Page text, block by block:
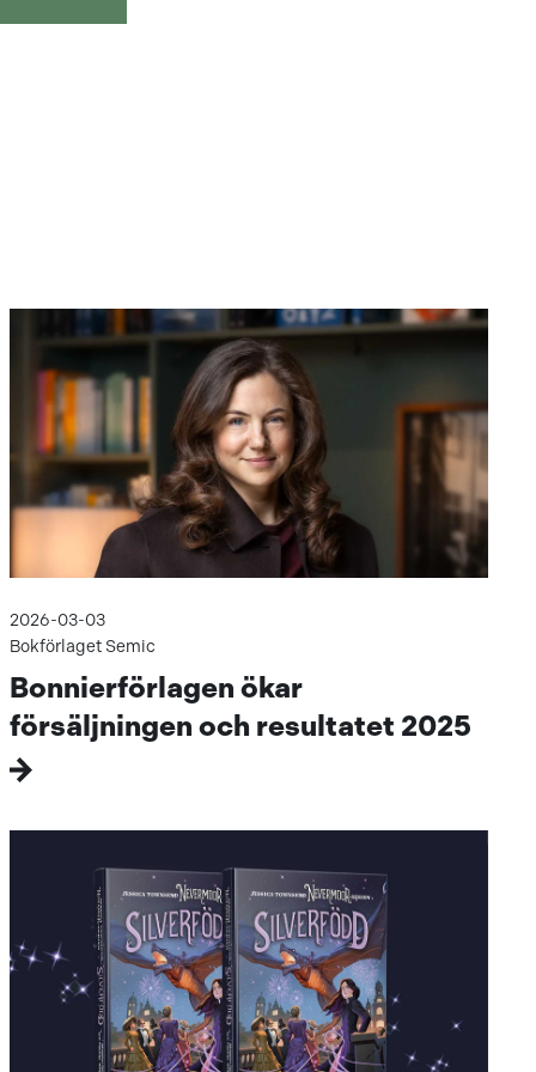
2026-03-03
Bokförlaget Semic
Bonnierförlagen ökar
försäljningen och resultatet 2025